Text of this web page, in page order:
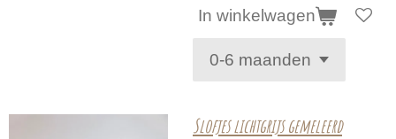
In winkelwagen
Slofjes lichtgrijs gemeleerd